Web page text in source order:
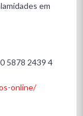
em
5878 2439 4
online/